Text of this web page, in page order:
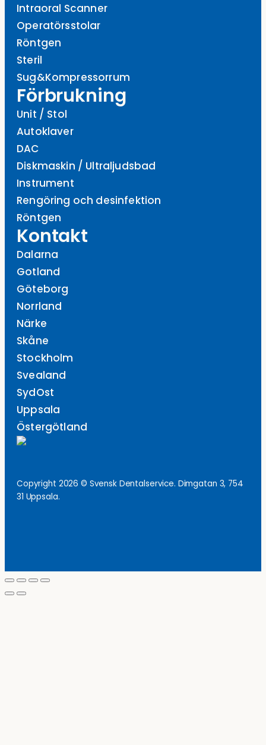
Intraoral Scanner
Operatörsstolar
Röntgen
Steril
Sug&Kompressorrum
Förbrukning
Unit / Stol
Autoklaver
DAC
Diskmaskin / Ultraljudsbad
Instrument
Rengöring och desinfektion
Röntgen
Kontakt
Dalarna
Gotland
Göteborg
Norrland
Närke
Skåne
Stockholm
Svealand
SydOst
Uppsala
Östergötland
Copyright 2026 © Svensk Dentalservice. Dimgatan 3, 754
31 Uppsala.